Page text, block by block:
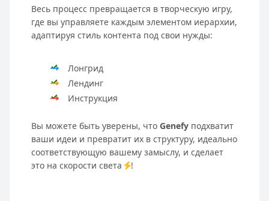
Весь процесс превращается в творческую игру,
где вы управляете каждым элементом иерархии,
адаптируя стиль контента под свои нужды:
Лонгрид
Лендинг
Инструкция
Вы можете быть уверены, что Genefy подхватит
ваши идеи и превратит их в структуру, идеально
соответствующую вашему замыслу, и сделает
это на скорости света
!